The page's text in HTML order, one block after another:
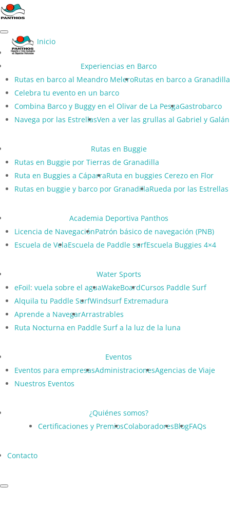
Inicio
Experiencias en Barco
Rutas en barco al Meandro MeleroRutas en barco a Granadilla
Celebra tu evento en un barco
Combina Barco y Buggy en el Olivar de La PesgaGastrobarco
Navega por las EstrellasVen a ver las grullas al Gabriel y Galán
Rutas en Buggie
Rutas en Buggie por Tierras de Granadilla
Ruta en Buggies a CáparraRuta en buggies Cerezo en Flor
Rutas en buggie y barco por GranadillaRueda por las Estrellas
Academia Deportiva Panthos
Licencia de NavegaciónPatrón básico de navegación (PNB)
Escuela de VelaEscuela de Paddle surfEscuela Buggies 4×4
Water Sports
eFoil: vuela sobre el aguaWakeBoardCursos Paddle Surf
Alquila tu Paddle SurfWindsurf Extremadura
Aprende a NavegarArrastrables
Ruta Nocturna en Paddle Surf a la luz de la luna
Eventos
Eventos para empresasAdministracionesAgencias de Viaje
Nuestros Eventos
¿Quiénes somos?
Certificaciones y PremiosColaboradoresBlogFAQs
Contacto